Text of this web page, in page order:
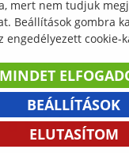
látható
mert nem tudjuk
Beállítások gombra
engedélyezett cookie-
MINDET
BEÁLLÍTÁSOK
ELUTASÍTOM